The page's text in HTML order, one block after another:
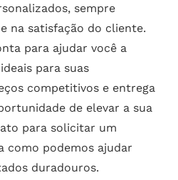
sempre
na satisfação do cliente.
para ajudar você a
para suas
competitivos e entrega
de elevar a sua
para solicitar um
como podemos ajudar
duradouros.